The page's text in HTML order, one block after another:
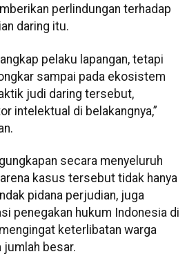
perlindungan terhadap
daring itu.
pelaku lapangan, tetapi
sampai pada ekosistem
judi daring tersebut,
intelektual di belakangnya,”
secara menyeluruh
kasus tersebut tidak hanya
pidana perjudian, juga
penegakan hukum Indonesia di
keterlibatan warga
jumlah besar.